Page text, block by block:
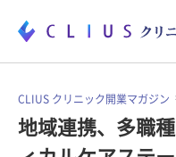
お役立ち資料
CLIUS クリニック開業マガジン
地域連携、多職